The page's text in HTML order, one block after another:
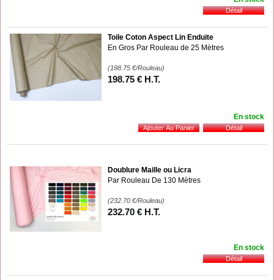
Toile Coton Aspect Lin Enduite
En Gros Par Rouleau de 25 Mètres
(198.75 €/Rouleau)
198.75 € H.T.
En stock
Doublure Maille ou Licra
Par Rouleau De 130 Mètres
(232.70 €/Rouleau)
232.70 € H.T.
En stock